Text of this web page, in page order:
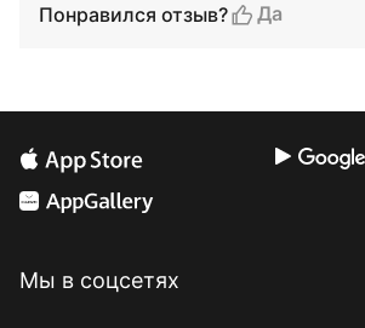
Понравился отзыв?
Да
Мы в соцсетях